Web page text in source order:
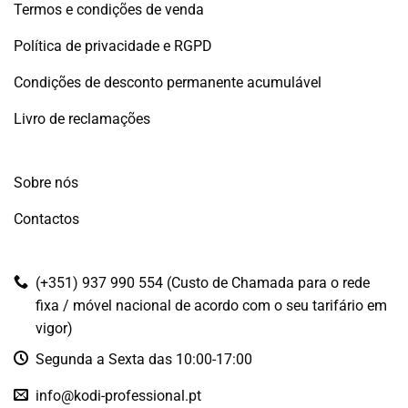
Termos e condições de venda
Política de privacidade e RGPD
Condições de desconto permanente acumulável
Livro de reclamações
Sobre nós
Contactos
(+351) 937 990 554 (Custo de Chamada para o rede
fixa / móvel nacional de acordo com o seu tarifário em
vigor)
Segunda a Sexta das 10:00-17:00
info@kodi-professional.pt